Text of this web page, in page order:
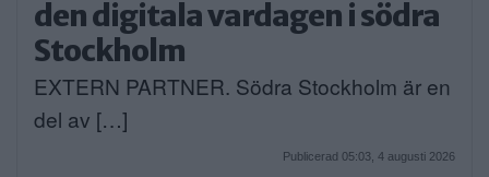
den digitala vardagen i södra
Stockholm
EXTERN PARTNER. Södra Stockholm är en
del av […]
Publicerad 05:03, 4 augusti 2026